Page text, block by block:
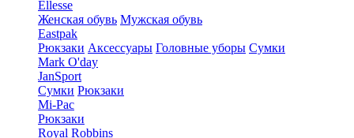
Ellesse
Женская обувь Мужская обувь
Eastpak
Рюкзаки Аксессуары Головные уборы Сумки
Mark O'day
JanSport
Сумки Рюкзаки
Mi-Pac
Рюкзаки
Royal Robbins